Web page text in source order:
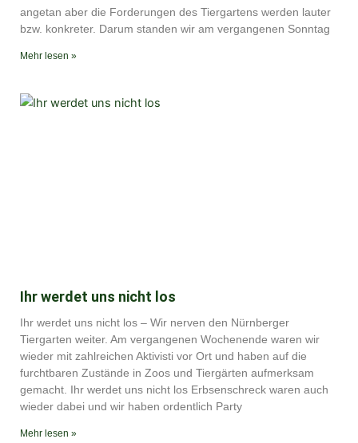
angetan aber die Forderungen des Tiergartens werden lauter
bzw. konkreter. Darum standen wir am vergangenen Sonntag
Mehr lesen »
Ihr werdet uns nicht los
Ihr werdet uns nicht los – Wir nerven den Nürnberger
Tiergarten weiter. Am vergangenen Wochenende waren wir
wieder mit zahlreichen Aktivisti vor Ort und haben auf die
furchtbaren Zustände in Zoos und Tiergärten aufmerksam
gemacht. Ihr werdet uns nicht los Erbsenschreck waren auch
wieder dabei und wir haben ordentlich Party
Mehr lesen »